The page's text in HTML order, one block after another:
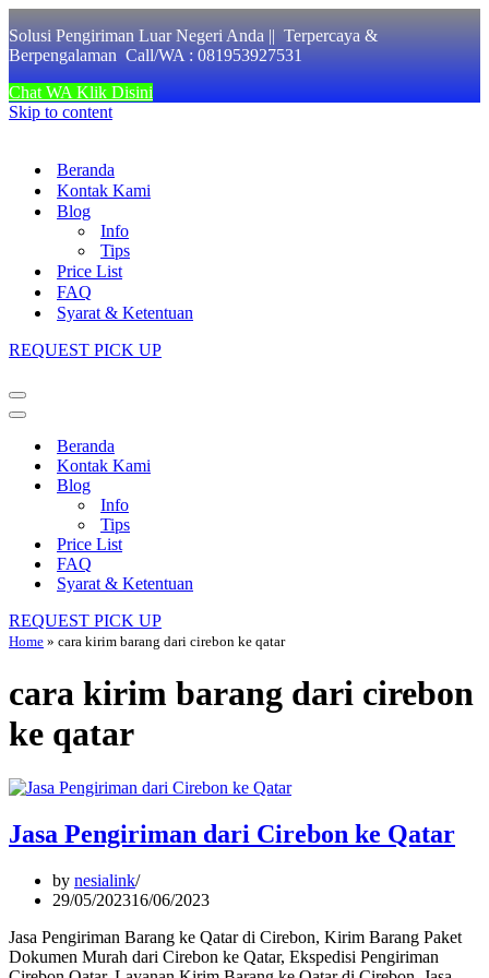
Solusi Pengiriman Luar Negeri Anda || Terpercaya &
Berpengalaman Call/WA : 081953927531
Chat WA Klik Disini
Skip to content
Beranda
Kontak Kami
Blog
Info
Tips
Price List
FAQ
Syarat & Ketentuan
REQUEST PICK UP
Navigation
Menu
Navigation
Beranda
Kontak Kami
Blog
Info
Tips
Price List
FAQ
Syarat & Ketentuan
REQUEST PICK UP
Home » cara kirim barang dari cirebon ke qatar
cara kirim barang dari cirebon
ke qatar
Jasa Pengiriman dari Cirebon ke Qatar
by nesialink
29/05/202316/06/2023
Jasa Pengiriman Barang ke Qatar di Cirebon, Kirim Barang Paket
Dokumen Murah dari Cirebon ke Qatar, Ekspedisi Pengiriman